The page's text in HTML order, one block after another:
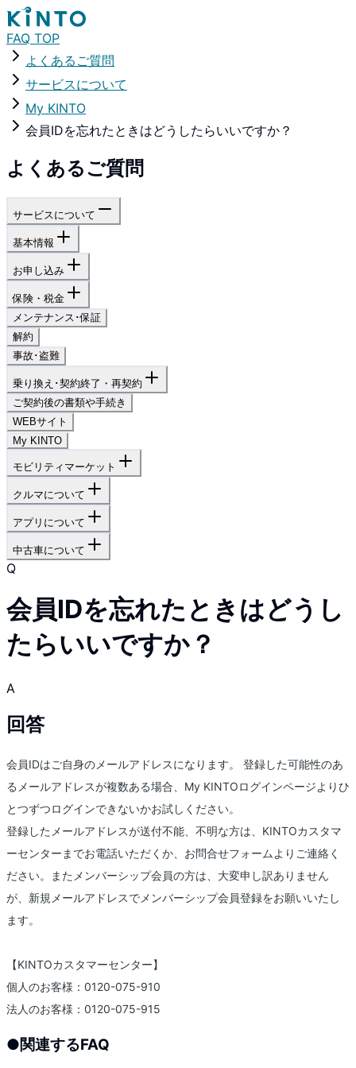
FAQ TOP
よくあるご質問
サービスについて
My KINTO
会員IDを忘れたときはどうしたらいいですか？
よくあるご質問
サービスについて
基本情報
お申し込み
保険・税金
メンテナンス･保証
解約
事故･盗難
乗り換え･契約終了・再契約
ご契約後の書類や手続き
WEBサイト
My KINTO
モビリティマーケット
クルマについて
アプリについて
中古車について
Q
会員IDを忘れたときはどうし
たらいいですか？
A
回答
会員IDはご自身のメールアドレスになります。 登録した可能性のあ
るメールアドレスが複数ある場合、My KINTOログインページよりひ
とつずつログインできないかお試しください。
登録したメールアドレスが送付不能、不明な方は、KINTOカスタマ
ーセンターまでお電話いただくか、お問合せフォームよりご連絡く
ださい。またメンバーシップ会員の方は、大変申し訳ありません
が、新規メールアドレスでメンバーシップ会員登録をお願いいたし
ます。
【KINTOカスタマーセンター】
個人のお客様：0120-075-910
法人のお客様：0120-075-915
●関連するFAQ